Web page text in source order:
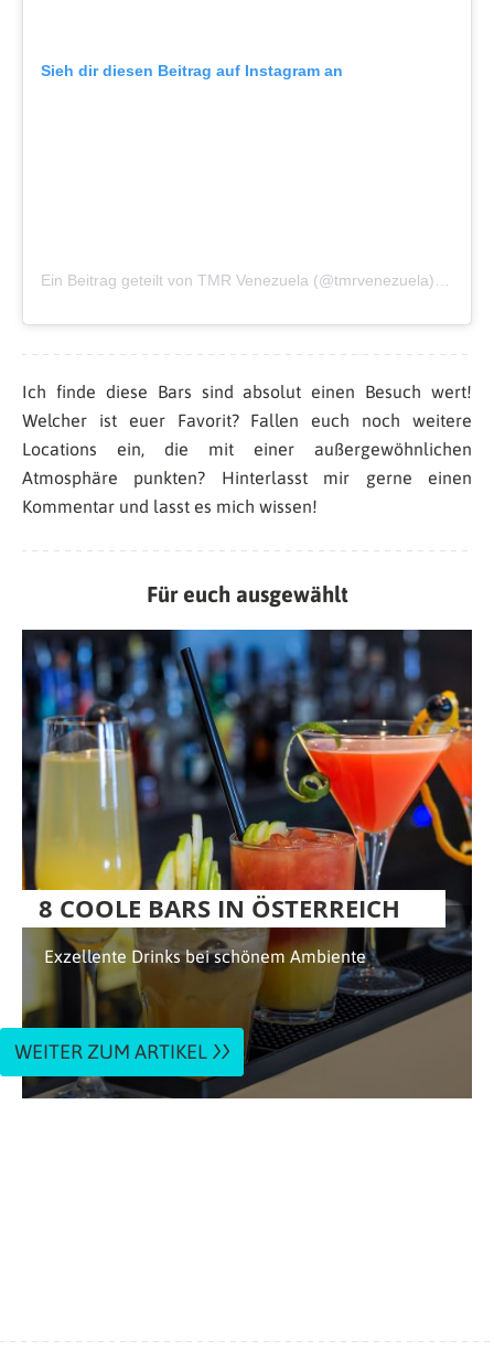
Sieh dir diesen Beitrag auf Instagram an
Ich finde diese Bars sind absolut einen Besuch wert!
Welcher ist euer Favorit? Fallen euch noch weitere
Locations ein, die mit einer außergewöhnlichen
Atmosphäre punkten? Hinterlasst mir gerne einen
Kommentar und lasst es mich wissen!
Für euch ausgewählt
8 COOLE BARS IN ÖSTERREICH
Exzellente Drinks bei schönem Ambiente
WEITER ZUM ARTIKEL